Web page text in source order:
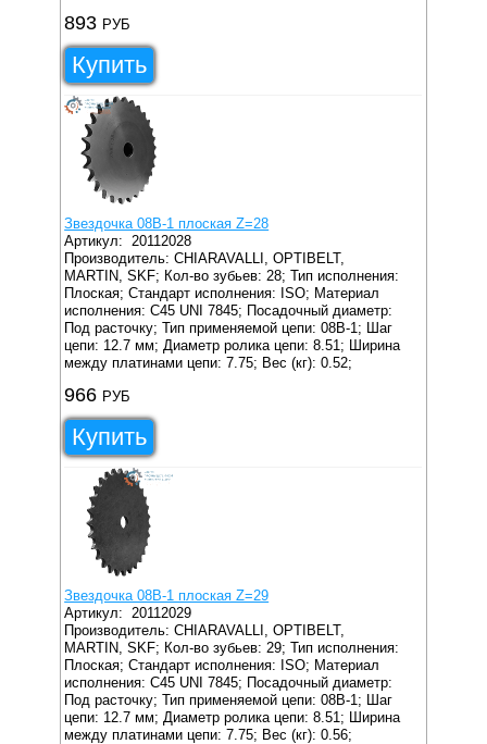
893 РУБ
Купить
Звездочка 08B-1 плоская Z=28
Артикул: 20112028
Производитель: CHIARAVALLI, OPTIBELT,
MARTIN, SKF; Кол-во зубьев: 28; Тип исполнения:
Плоская; Стандарт исполнения: ISO; Материал
исполнения: C45 UNI 7845; Посадочный диаметр:
Под расточку; Тип применяемой цепи: 08B-1;
Шаг
цепи: 12.7 мм; Диаметр ролика цепи: 8.51;
Ширина
между платинами цепи: 7.75; Вес (кг): 0.52;
966 РУБ
Купить
Звездочка 08B-1 плоская Z=29
Артикул: 20112029
Производитель: CHIARAVALLI, OPTIBELT,
MARTIN, SKF; Кол-во зубьев: 29; Тип исполнения:
Плоская; Стандарт исполнения: ISO; Материал
исполнения: C45 UNI 7845; Посадочный диаметр:
Под расточку; Тип применяемой цепи: 08B-1;
Шаг
цепи: 12.7 мм; Диаметр ролика цепи: 8.51;
Ширина
между платинами цепи: 7.75; Вес (кг): 0.56;